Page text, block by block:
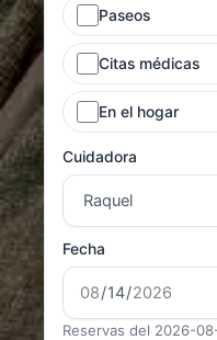
Paseos
Citas médicas
En el hogar
Cuidadora
Fecha
Reservas del 2026-